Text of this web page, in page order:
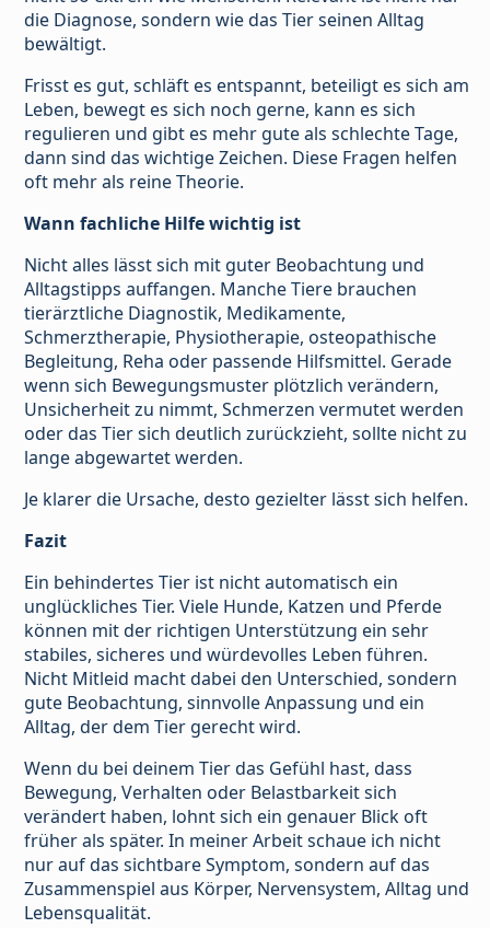
die Diagnose, sondern wie das Tier seinen Alltag
bewältigt.
Frisst es gut, schläft es entspannt, beteiligt es sich am
Leben, bewegt es sich noch gerne, kann es sich
regulieren und gibt es mehr gute als schlechte Tage,
dann sind das wichtige Zeichen. Diese Fragen helfen
oft mehr als reine Theorie.
Wann fachliche Hilfe wichtig ist
Nicht alles lässt sich mit guter Beobachtung und
Alltagstipps auffangen. Manche Tiere brauchen
tierärztliche Diagnostik, Medikamente,
Schmerztherapie, Physiotherapie, osteopathische
Begleitung, Reha oder passende Hilfsmittel. Gerade
wenn sich Bewegungsmuster plötzlich verändern,
Unsicherheit zu nimmt, Schmerzen vermutet werden
oder das Tier sich deutlich zurückzieht, sollte nicht zu
lange abgewartet werden.
Je klarer die Ursache, desto gezielter lässt sich helfen.
Fazit
Ein behindertes Tier ist nicht automatisch ein
unglückliches Tier. Viele Hunde, Katzen und Pferde
können mit der richtigen Unterstützung ein sehr
stabiles, sicheres und würdevolles Leben führen.
Nicht Mitleid macht dabei den Unterschied, sondern
gute Beobachtung, sinnvolle Anpassung und ein
Alltag, der dem Tier gerecht wird.
Wenn du bei deinem Tier das Gefühl hast, dass
Bewegung, Verhalten oder Belastbarkeit sich
verändert haben, lohnt sich ein genauer Blick oft
früher als später. In meiner Arbeit schaue ich nicht
nur auf das sichtbare Symptom, sondern auf das
Zusammenspiel aus Körper, Nervensystem, Alltag und
Lebensqualität.